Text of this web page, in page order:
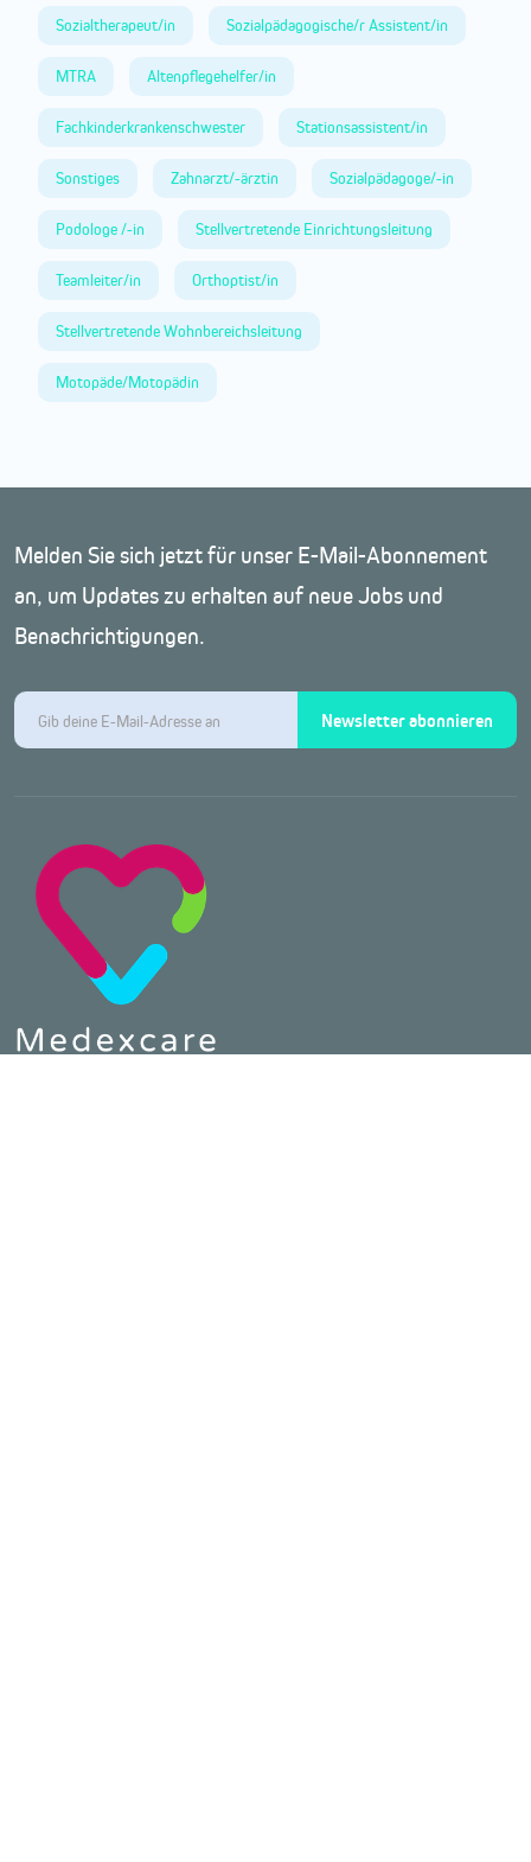
Sozialtherapeut/in Sozialpädagogische/r Assistent/in
MTRA Altenpflegehelfer/in
Fachkinderkrankenschwester Stationsassistent/in
Sonstiges Zahnarzt/-ärztin Sozialpädagoge/-in
Podologe /-in Stellvertretende Einrichtungsleitung
Teamleiter/in Orthoptist/in
Stellvertretende Wohnbereichsleitung
Motopäde/Motopädin
Melden Sie sich jetzt für unser E-Mail-Abonnement
an, um Updates zu erhalten auf neue Jobs und
Benachrichtigungen.
Newsletter abonnieren